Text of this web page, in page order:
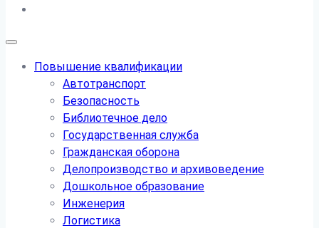
Повышение квалификации
Автотранспорт
Безопасность
Библиотечное дело
Государственная служба
Гражданская оборона
Делопроизводство и архивоведение
Дошкольное образование
Инженерия
Логистика